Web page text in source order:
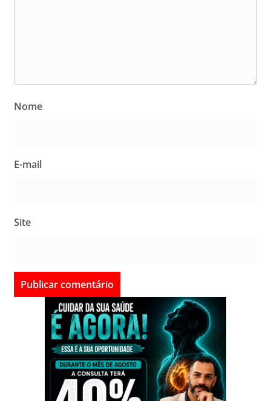
Nome
E-mail
Site